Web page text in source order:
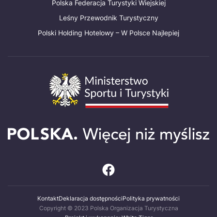
Polska Federacja Turystyki Wiejskiej
Leśny Przewodnik Turystyczny
Polski Holding Hotelowy – W Polsce Najlepiej
KontaktDeklaracja dostępnościPolityka prywatności
Copyright © 2023 Polska Organizacja Turystyczna